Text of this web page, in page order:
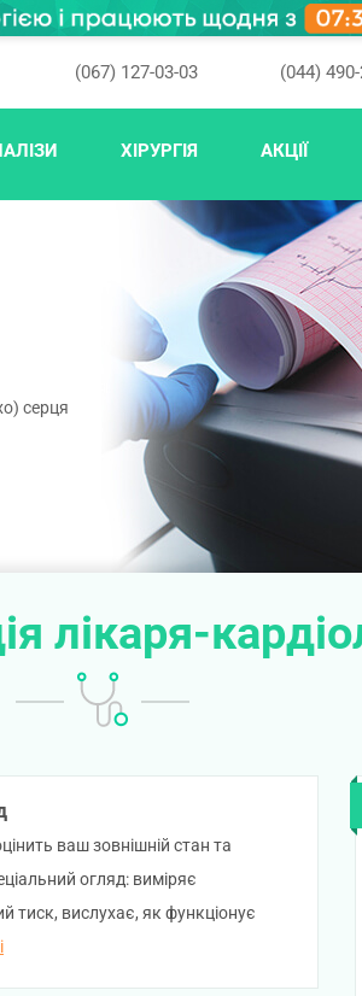
(067) 127-03-03 (044)
ХІРУРГІЯ АКЦІЇ
серця
лікаря-
ваш зовнішній стан та
огляд: виміряє
тиск, вислухає, як функціонує
наявність патологічних